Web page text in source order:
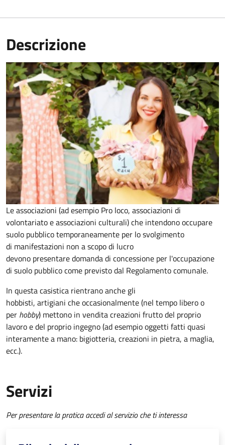
Descrizione
Le associazioni (ad esempio Pro loco, associazioni di
volontariato e associazioni culturali) che intendono occupare
suolo pubblico temporaneamente per lo svolgimento
di manifestazioni non a scopo di lucro
devono presentare domanda di concessione per l'occupazione
di suolo pubblico come previsto dal Regolamento comunale.
In questa casistica rientrano anche gli
hobbisti, artigiani che occasionalmente (nel tempo libero o
per hobby) mettono in vendita creazioni frutto del proprio
lavoro e del proprio ingegno (ad esempio oggetti fatti quasi
interamente a mano: bigiotteria, creazioni in pietra, a maglia,
ecc.).
Servizi
Per presentare la pratica accedi al servizio che ti interessa